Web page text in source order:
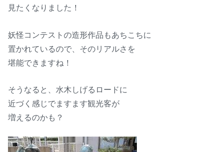
見たくなりました！
妖怪コンテストの造形作品もあちこちに
置かれているので、そのリアルさを
堪能できますね！
そうなると、水木しげるロードに
近づく感じでますます観光客が
増えるのかも？